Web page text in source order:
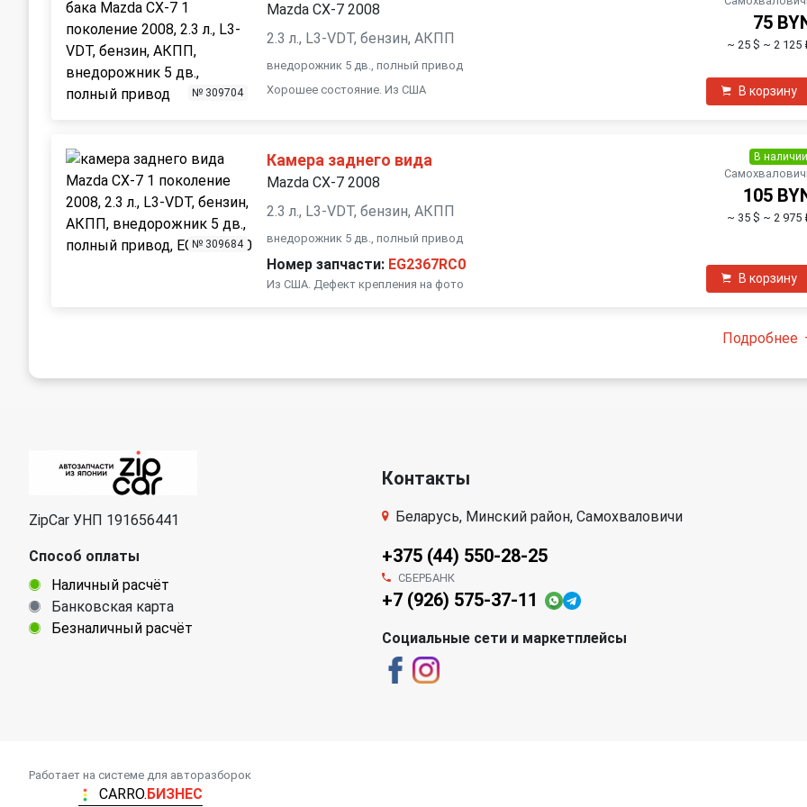
№ 309704
Mazda CX-7 2008
2.3 л., L3-VDT, бензин, АКПП
внедорожник 5 дв., полный привод
Хорошее состояние. Из США
75
~ 25 $ ~ 2 125
В корзину
№ 309684
Камера заднего вида
Mazda CX-7 2008
2.3 л., L3-VDT, бензин, АКПП
внедорожник 5 дв., полный привод
Номер запчасти: EG2367RC0
Из США. Дефект крепления на фото
В наличии
105
~ 35 $ ~ 2 975
В корзину
Подробнее
ZipCar УНП 191656441
Способ оплаты
Наличный расчёт
Банковская карта
Безналичный расчёт
Контакты
Беларусь, Минский район, Самохваловичи
+375 (44) 550-28-25
СБЕРБАНК
+7 (926) 575-37-11
Социальные сети и маркетплейсы
Работает на системе для авторазборок
CARRO.БИЗНЕС